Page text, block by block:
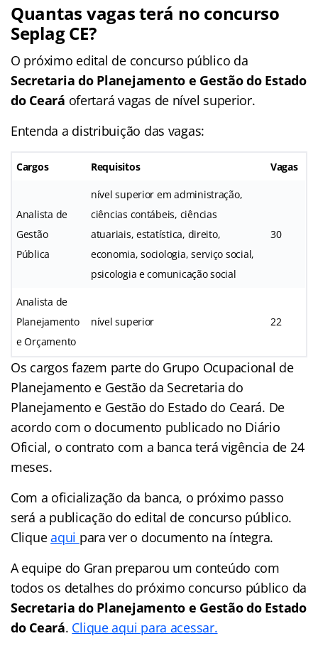
Quantas vagas terá no concurso
Seplag CE?
O próximo edital de concurso público da
Secretaria do Planejamento e Gestão do Estado
do Ceará ofertará vagas de nível superior.
Entenda a distribuição das vagas:
Cargos Requisitos Vagas
Analista de
Gestão
Pública
nível superior em administração,
ciências contábeis, ciências
atuariais, estatística, direito,
economia, sociologia, serviço social,
psicologia e comunicação social
30
Analista de
Planejamento
e Orçamento
nível superior 22
Os cargos fazem parte do Grupo Ocupacional de
Planejamento e Gestão da Secretaria do
Planejamento e Gestão do Estado do Ceará. De
acordo com o documento publicado no Diário
Oficial, o contrato com a banca terá vigência de 24
meses.
Com a oficialização da banca, o próximo passo
será a publicação do edital de concurso público.
Cliqueaqui para ver o documento na íntegra.
A equipe do Gran preparou um conteúdo com
todos os detalhes do próximo concurso público da
Secretaria do Planejamento e Gestão do Estado
do Ceará. Clique aqui para acessar.